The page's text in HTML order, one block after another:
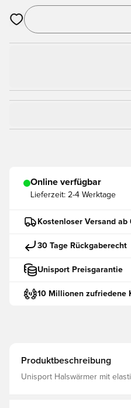
Öffnet ein Fenster zum
Online verfügbar
Lieferzeit: 2-4 Werktage
Kostenloser Versand
30 Tage Rückgaberecht
Unisport Preisgarantie
10 Millionen zufriedene
Produktbeschreibung
Unisport Halswärmer mit